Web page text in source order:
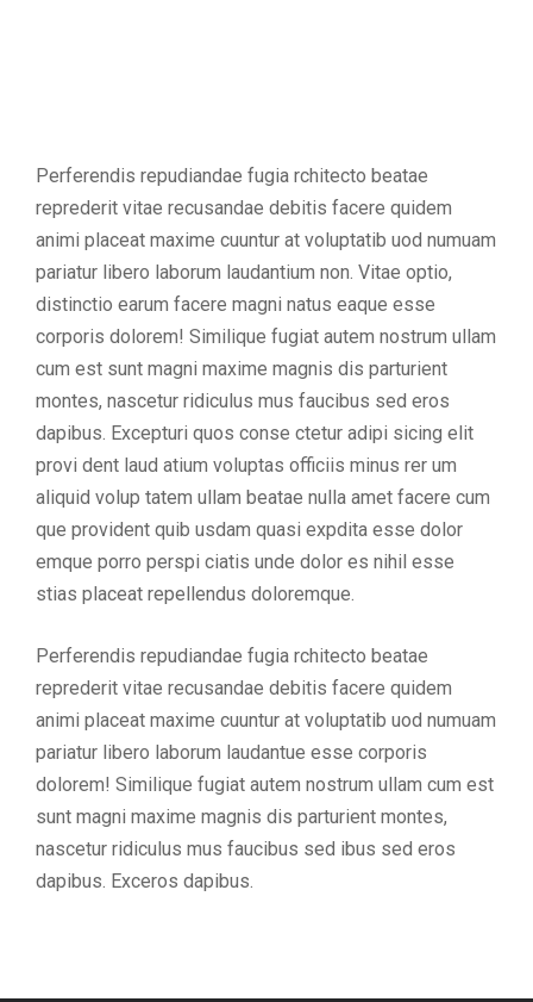
Perferendis repudiandae fugia rchitecto beatae
reprederit vitae recusandae debitis facere quidem
animi placeat maxime cuuntur at voluptatib uod numuam
pariatur libero laborum laudantium non. Vitae optio,
distinctio earum facere magni natus eaque esse
corporis dolorem! Similique fugiat autem nostrum ullam
cum est sunt magni maxime magnis dis parturient
montes, nascetur ridiculus mus faucibus sed eros
dapibus. Excepturi quos conse ctetur adipi sicing elit
provi dent laud atium voluptas officiis minus rer um
aliquid volup tatem ullam beatae nulla amet facere cum
que provident quib usdam quasi expdita esse dolor
emque porro perspi ciatis unde dolor es nihil esse
stias placeat repellendus doloremque.
Perferendis repudiandae fugia rchitecto beatae
reprederit vitae recusandae debitis facere quidem
animi placeat maxime cuuntur at voluptatib uod numuam
pariatur libero laborum laudantue esse corporis
dolorem! Similique fugiat autem nostrum ullam cum est
sunt magni maxime magnis dis parturient montes,
nascetur ridiculus mus faucibus sed ibus sed eros
dapibus. Exceros dapibus.